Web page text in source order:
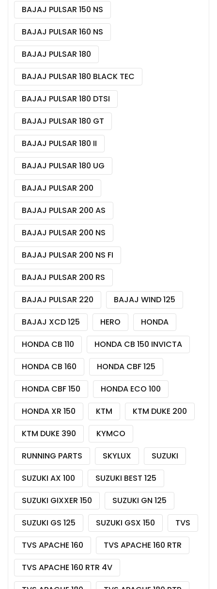
BAJAJ PULSAR 150 NS
BAJAJ PULSAR 160 NS
BAJAJ PULSAR 180
BAJAJ PULSAR 180 BLACK TEC
BAJAJ PULSAR 180 DTSI
BAJAJ PULSAR 180 GT
BAJAJ PULSAR 180 II
BAJAJ PULSAR 180 UG
BAJAJ PULSAR 200
BAJAJ PULSAR 200 AS
BAJAJ PULSAR 200 NS
BAJAJ PULSAR 200 NS FI
BAJAJ PULSAR 200 RS
BAJAJ PULSAR 220
BAJAJ WIND 125
BAJAJ XCD 125
HERO
HONDA
HONDA CB 110
HONDA CB 150 INVICTA
HONDA CB 160
HONDA CBF 125
HONDA CBF 150
HONDA ECO 100
HONDA XR 150
KTM
KTM DUKE 200
KTM DUKE 390
KYMCO
RUNNING PARTS
SKYLUX
SUZUKI
SUZUKI AX 100
SUZUKI BEST 125
SUZUKI GIXXER 150
SUZUKI GN 125
SUZUKI GS 125
SUZUKI GSX 150
TVS
TVS APACHE 160
TVS APACHE 160 RTR
TVS APACHE 160 RTR 4V